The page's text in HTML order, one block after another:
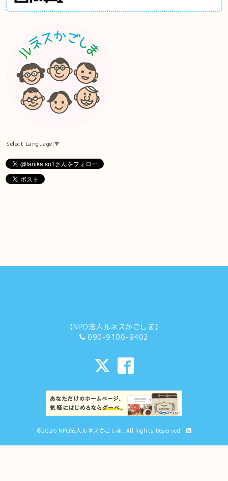
Select Language ▼
【NPO法人ルネスかごしま】
090-9106-9402
©2026 NPO法人ルネスかごしま. All Rights Reserved.